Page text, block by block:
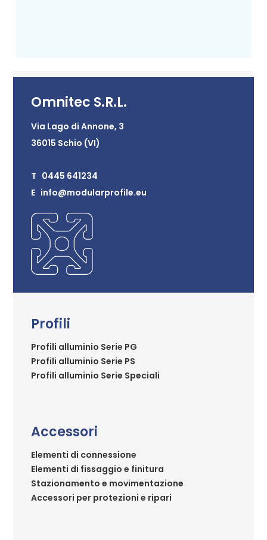
Omnitec S.R.L.
Via Lago di Annone, 3
36015 Schio (VI)
T 0445 641234
E info@modularprofile.eu
Profili
Profili alluminio Serie PG
Profili alluminio Serie PS
Profili alluminio Serie Speciali
Accessori
Elementi di connessione
Elementi di fissaggio e finitura
Stazionamento e movimentazione
Accessori per protezioni e ripari